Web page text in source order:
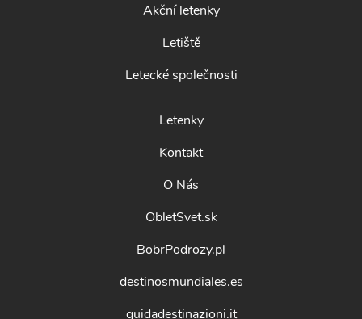
Akční letenky
Letiště
Letecké společnosti
Letenky
Kontakt
O Nás
ObletSvet.sk
BobrPodrozy.pl
destinosmundiales.es
guidadestinazioni.it